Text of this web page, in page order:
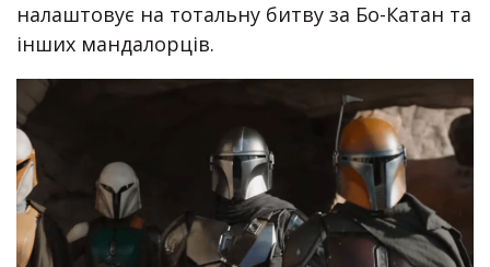
налаштовує на тотальну битву за Бо-Катан та
інших мандалорців.